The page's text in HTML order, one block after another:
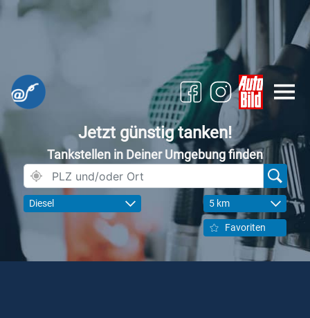
Jetzt günstig tanken!
Tankstellen in Deiner Umgebung finden
Diesel 5 km
Favoriten